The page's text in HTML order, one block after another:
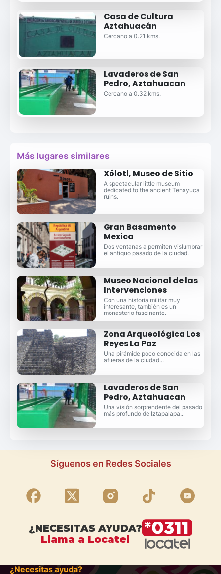
Casa de Cultura
Aztahuacán
Cercano a 0.21 kms.
Lavaderos de San
Pedro, Aztahuacan
Cercano a 0.32 kms.
Más lugares similares
Xólotl, Museo de Sitio
A spectacular little museum
dedicated to the ancient Tenayuca
ruins.
Gran Basamento
Mexica
Dos ventanas a permiten vislumbrar
el antiguo pasado de la ciudad.
Museo Nacional de las
Intervenciones
Con una historia militar muy
interesante, también es un
monasterio fascinante.
Zona Arqueológica Los
Reyes La Paz
Una pirámide poco conocida en las
afueras de la ciudad...
Lavaderos de San
Pedro, Aztahuacan
Una visión sorprendente del pasado
más profundo de Iztapalapa...
Síguenos en Redes Sociales
¿NECESITAS AYUDA?
Llama a Locatel
¿Necesitas ayuda?